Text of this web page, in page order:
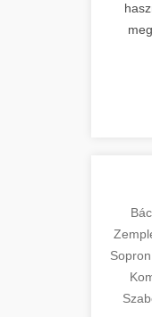
Sopron